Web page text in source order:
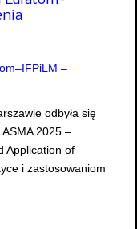
odbyła się
2025 –
Application of
i zastosowaniom